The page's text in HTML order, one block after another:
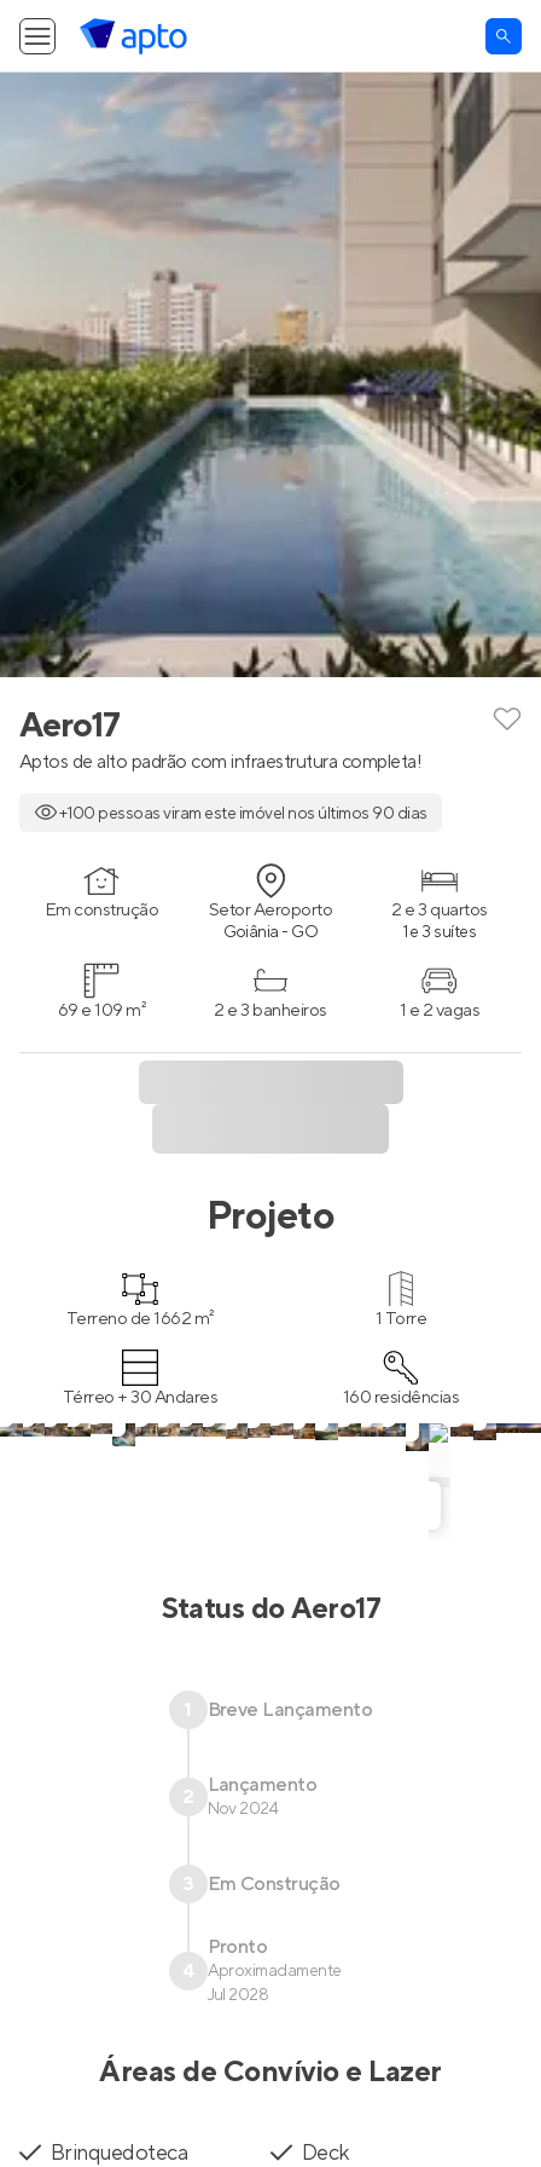
Aero17
Aptos de alto padrão com infraestrutura completa!
+100 pessoas viram este imóvel nos últimos 90 dias
Em construção Setor Aeroporto
Goiânia - GO
2 e 3 quartos
1 e 3 suítes
69 e 109 m² 2 e 3 banheiros 1 e 2 vagas
Projeto
Terreno de 1662 m² 1 Torre
Térreo + 30 Andares 160 residências
Status doAero17
1 Breve Lançamento
2 Lançamento
Nov 2024
3 Em Construção
4
Pronto
Aproximadamente
Jul 2028
Áreas de Convívio e Lazer
Brinquedoteca Deck